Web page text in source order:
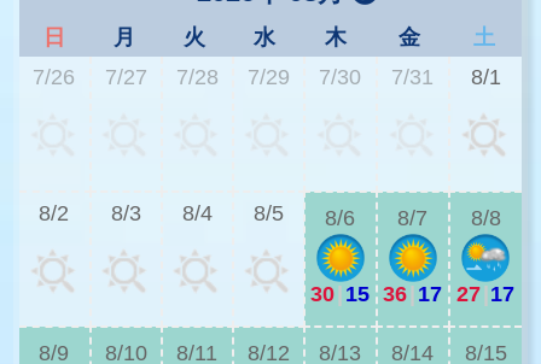
日 月 火 水 木 金
土
7/26
7/27 7/28 7/29 7/30 7/31 8/1
8/2 8/3 8/4 8/5 8/6
30| 15
8/7
36| 17
8/8
27|17
8/9 8/10 8/11 8/12 8/13 8/14 8/15